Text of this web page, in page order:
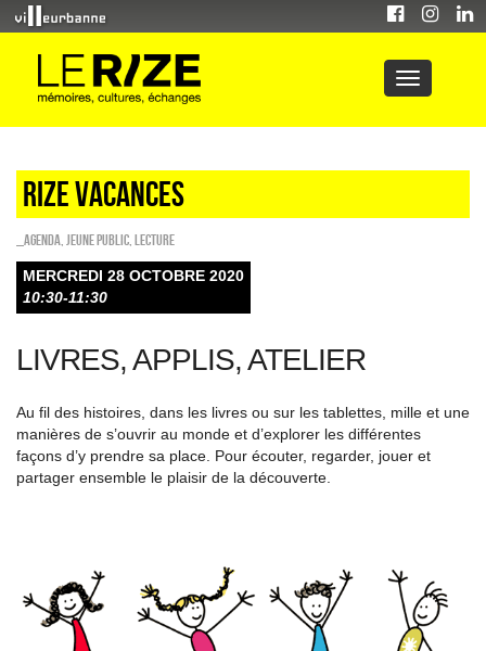
Rize vacances
_Agenda Jeune public Lecture
MERCREDI 28 OCTOBRE 2020
10:30-11:30
LIVRES, APPLIS, ATELIER
Au fil des histoires, dans les livres ou sur les tablettes, mille et une
manières de s’ouvrir au monde et d’explorer les différentes
façons d’y prendre sa place. Pour écouter, regarder, jouer et
partager ensemble le plaisir de la découverte.